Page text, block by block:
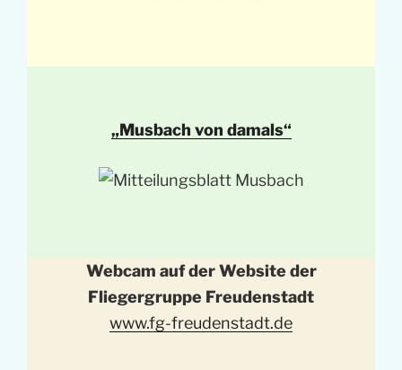
„Musbach von damals“
Webcam auf der Website der
Fliegergruppe Freudenstadt
www.fg-freudenstadt.de